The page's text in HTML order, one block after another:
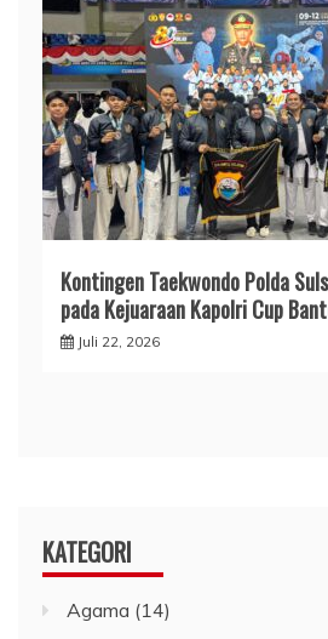
Kontingen Taekwondo Polda
pada Kejuaraan Kapolri Cup
Juli 22, 2026
KATEGORI
Agama (14)